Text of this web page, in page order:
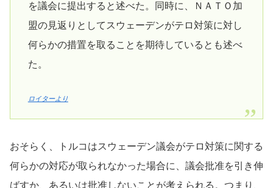
を議会に提出すると述べた。同時に、ＮＡＴＯ加
盟の見返りとしてスウェーデンがテロ対策に対し
何らかの措置を取ることを期待しているとも述べ
た。
ロイターより
おそらく、トルコはスウェーデン議会がテロ対策に関する
何らかの対応が取られなかった場合に、議会批准を引き伸
ばすか、あるいは批准しないことが考えられる。つまり、